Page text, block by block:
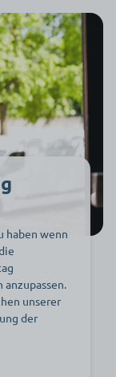
haben wenn
unserer
der